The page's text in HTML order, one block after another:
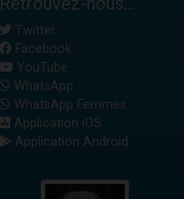
Twitter
Facebook
YouTube
WhatsApp
WhatsApp Femmes
Application iOS
Application Android